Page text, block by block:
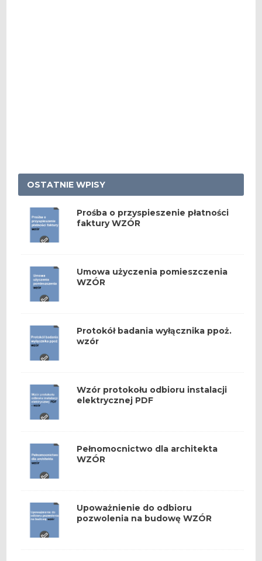
OSTATNIE WPISY
Prośba o przyspieszenie płatności
faktury WZÓR
Umowa użyczenia pomieszczenia
WZÓR
Protokół badania wyłącznika ppoż.
wzór
Wzór protokołu odbioru instalacji
elektrycznej PDF
Pełnomocnictwo dla architekta
WZÓR
Upoważnienie do odbioru
pozwolenia na budowę WZÓR